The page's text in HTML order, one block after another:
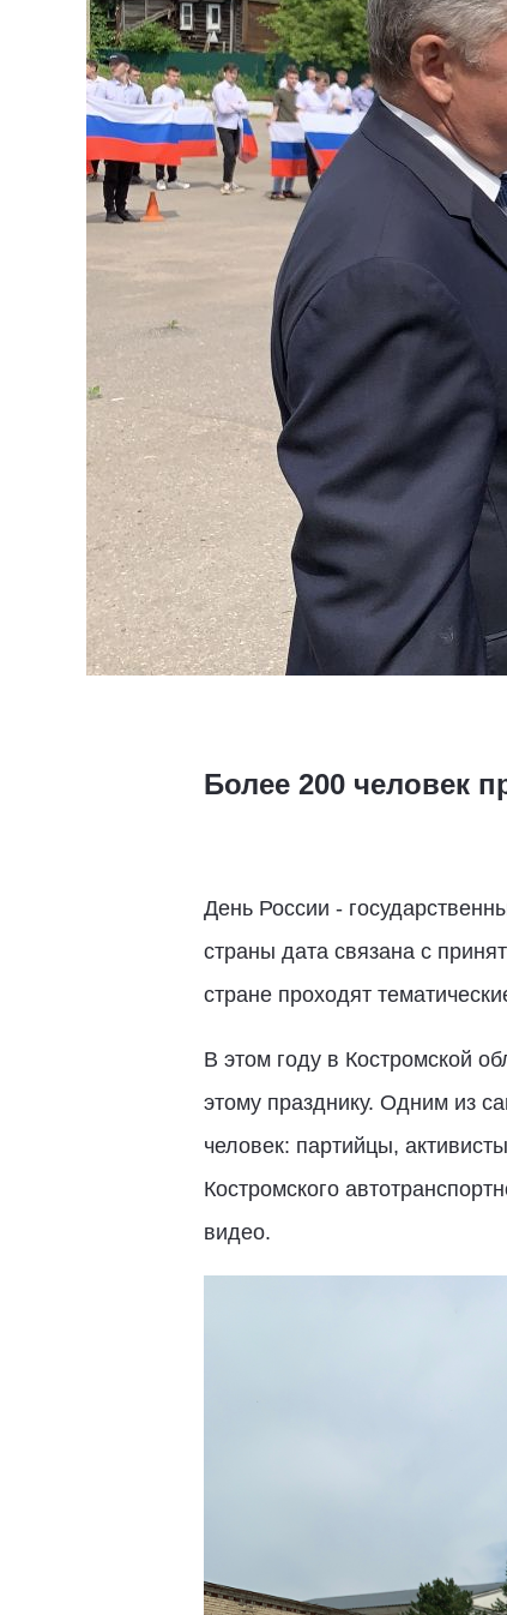
Более 200 человек
День России -
страны дата связана с
стране проходят
В этом году в Костромской
этому празднику. Одним из
человек: партийцы,
Костромского
видео.